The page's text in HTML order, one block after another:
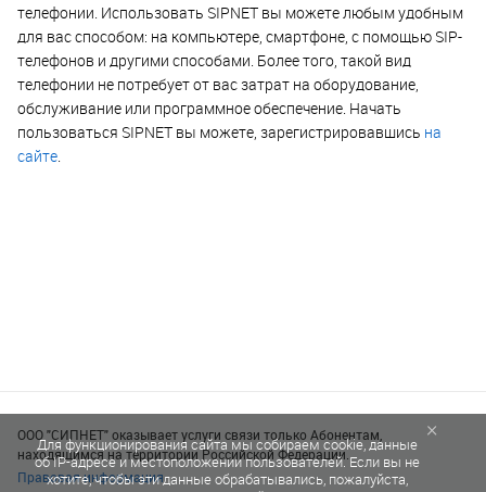
телефонии. Использовать SIPNET вы можете любым удобным
для вас способом: на компьютере, смартфоне, с помощью SIP-
телефонов и другими способами. Более того, такой вид
телефонии не потребует от вас затрат на оборудование,
обслуживание или программное обеспечение. Начать
пользоваться SIPNET вы можете, зарегистрировавшись на
сайте.
ООО "СИПНЕТ" оказывает услуги связи только Абонентам,
находящимся на территории Российской Федерации.
Правовая информация
Для функционирования сайта мы собираем cookie, данные
об IP-адресе и местоположении пользователей. Если вы не
хотите, чтобы эти данные обрабатывались, пожалуйста,
×